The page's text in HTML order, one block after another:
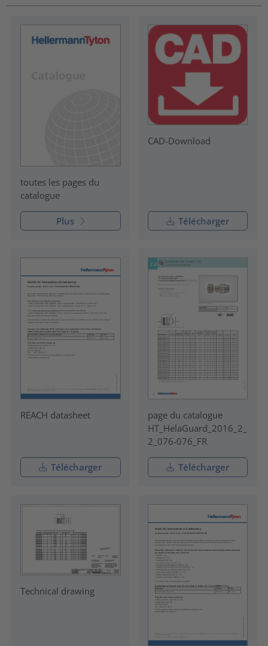
toutes les pages du
catalogue
Plus
CAD-Download
Télécharger
REACH datasheet
Télécharger
page du catalogue
HT_HelaGuard_2016_2_
2_076-076_FR
Télécharger
Technical drawing